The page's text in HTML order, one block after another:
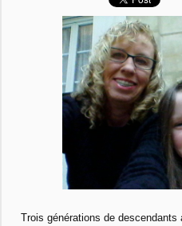
Trois générations de